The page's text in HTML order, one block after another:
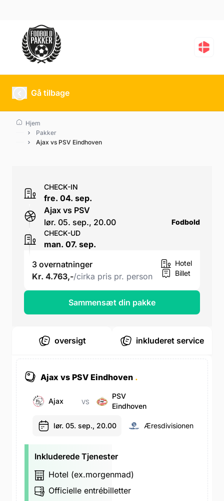
Ajax vs PSV Eindhoven
Gå tilbage
Hjem
Pakker
Ajax vs PSV Eindhoven
oversigt inkluderet service
Ajax vs PSV Eindhoven .
Ajax VS
PSV
Eindhoven
lør. 05. sep., 20.00 Æresdivisionen
Inkluderede Tjenester
Hotel (ex.morgenmad)
Officielle entrébilletter
CHECK-IN
fre. 04. sep.
Ajax vs PSV
lør. 05. sep., 20.00
Fodbold
CHECK-UD
man. 07. sep.
3 overnatninger
Kr. 4.763,-/cirka pris pr. person
Hotel
Billet
Sammensæt din pakke